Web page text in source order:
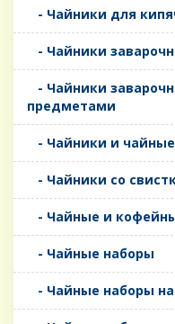
- Чайники для
- Чайники
- Чайники
предметами
- Чайники и чайные
- Чайники со
- Чайные и
- Чайные наборы
- Чайные наборы на